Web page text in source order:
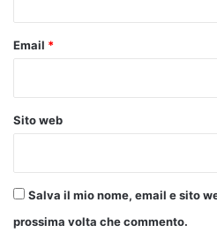
Il recipiente destinato alla Unità
complessa durata settimane.
La centrale di Dabaa: il più
dell’Egitto moderno
Email *
Sito web
Salva il mio nome, email e sito
prossima volta che commento.